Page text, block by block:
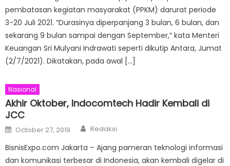
pembatasan kegiatan masyarakat (PPKM) darurat periode
3-20 Juli 2021. “Durasinya diperpanjang 3 bulan, 6 bulan, dan
sekarang 9 bulan sampai dengan September,” kata Menteri
Keuangan Sri Mulyani Indrawati seperti dikutip Antara, Jumat
(2/7/2021). Dikatakan, pada awal […]
Nasional
Akhir Oktober, Indocomtech Hadir Kembali di
JCC
Posted
on
October 27, 2019 Author
Redaksi
BisnisExpo.com Jakarta – Ajang pameran teknologi informasi
dan komunikasi terbesar di Indonesia, akan kembali digelar di